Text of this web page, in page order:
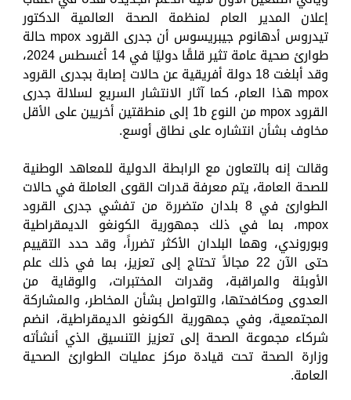
إعلان المدير العام لمنظمة الصحة العالمية الدكتور
تيدروس أدهانوم جيبريسوس أن جدرى القرود mpox حالة
طوارئ صحية عامة تثير قلقًا دوليًا في 14 أغسطس 2024،
وقد أبلغت 18 دولة أفريقية عن حالات إصابة بجدرى القرود
mpox هذا العام، كما آثار الانتشار السريع لسلالة جدرى
القرود mpox من النوع 1b إلى منطقتين أخريين على الأقل
مخاوف بشأن انتشاره على نطاق أوسع.
وقالت إنه بالتعاون مع الرابطة الدولية للمعاهد الوطنية
للصحة العامة، يتم معرفة قدرات القوى العاملة في حالات
الطوارئ في 8 بلدان متضررة من تفشي جدرى القرود
mpox، بما في ذلك جمهورية الكونغو الديمقراطية
وبوروندي، وهما البلدان الأكثر تضرراً، وقد حدد التقييم
حتى الآن 22 مجالاً تحتاج إلى تعزيز، بما في ذلك علم
الأوبئة والمراقبة، وقدرات المختبرات، والوقاية من
العدوى ومكافحتها، والتواصل بشأن المخاطر، والمشاركة
المجتمعية، وفي جمهورية الكونغو الديمقراطية، انضم
شركاء مجموعة الصحة إلى تعزيز التنسيق الذي أنشأته
وزارة الصحة تحت قيادة مركز عمليات الطوارئ الصحية
العامة.